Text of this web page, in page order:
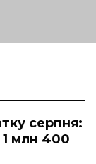
серпня:
млн 400